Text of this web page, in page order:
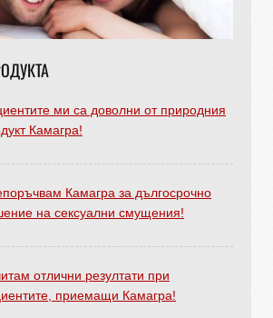
ми са доволни от природния
Камагра!
Камагра за дългосрочно
на сексуални смущения!
отлични резултати при
приемащи Камагра!